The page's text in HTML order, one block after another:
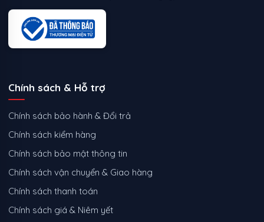
Chính sách & Hỗ trợ
Chính sách bảo hành & Đổi trả
Chính sách kiểm hàng
Chính sách bảo mật thông tin
Chính sách vận chuyển & Giao hàng
Chính sách thanh toán
Chính sách giá & Niêm yết